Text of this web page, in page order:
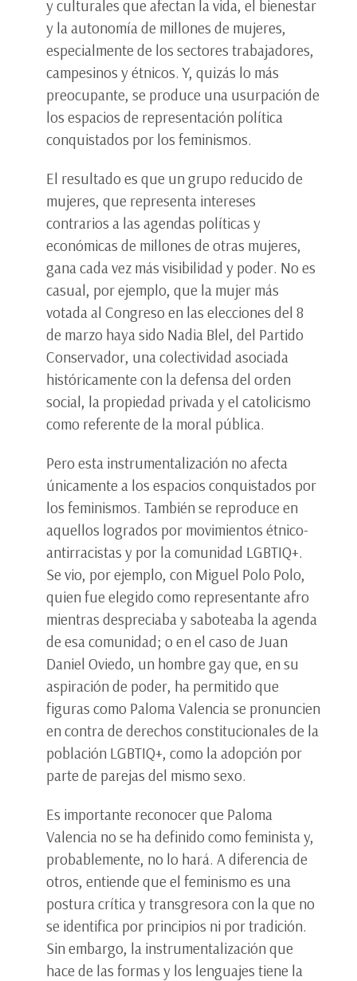
y culturales que afectan la vida, el bienestar
y la autonomía de millones de mujeres,
especialmente de los sectores trabajadores,
campesinos y étnicos. Y, quizás lo más
preocupante, se produce una usurpación de
los espacios de representación política
conquistados por los feminismos.
El resultado es que un grupo reducido de
mujeres, que representa intereses
contrarios a las agendas políticas y
económicas de millones de otras mujeres,
gana cada vez más visibilidad y poder. No es
casual, por ejemplo, que la mujer más
votada al Congreso en las elecciones del 8
de marzo haya sido Nadia Blel, del Partido
Conservador, una colectividad asociada
históricamente con la defensa del orden
social, la propiedad privada y el catolicismo
como referente de la moral pública.
Pero esta instrumentalización no afecta
únicamente a los espacios conquistados por
los feminismos. También se reproduce en
aquellos logrados por movimientos étnico-
antirracistas y por la comunidad LGBTIQ+.
Se vio, por ejemplo, con Miguel Polo Polo,
quien fue elegido como representante afro
mientras despreciaba y saboteaba la agenda
de esa comunidad; o en el caso de Juan
Daniel Oviedo, un hombre gay que, en su
aspiración de poder, ha permitido que
figuras como Paloma Valencia se pronuncien
en contra de derechos constitucionales de la
población LGBTIQ+, como la adopción por
parte de parejas del mismo sexo.
Es importante reconocer que Paloma
Valencia no se ha definido como feminista y,
probablemente, no lo hará. A diferencia de
otros, entiende que el feminismo es una
postura crítica y transgresora con la que no
se identifica por principios ni por tradición.
Sin embargo, la instrumentalización que
hace de las formas y los lenguajes tiene la